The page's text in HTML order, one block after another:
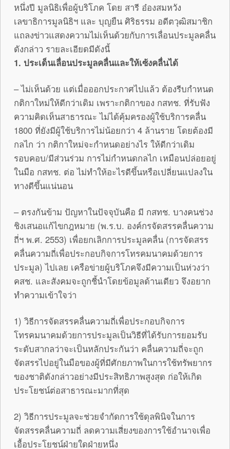
หนึ่งปี มูลนิธิเพื่อผู้บริโภค โดย สารี อ๋องสมหวัง
เลขาธิการมูลนิธิฯ และ บุญยืน ศิริธรรม อดีตวุฒิสมาชิก
แถลงข่าวแสดงความไม่เห็นด้วยกับการเลื่อนประมูลคลื่น
ดังกล่าว รายละเอียดมีดังนี้
1. ประเด็นเลื่อนประมูลคลื่นและให้เซ้งคลื่นได้
– ไม่เห็นด้วย แต่เมื่อออกประกาศไปแล้ว ต้องรีบกำหนด
กติกาใหม่ให้ดีกว่าเดิม เพราะกติกาของ กสทช. ที่รับฟัง
ความคิดเห็นสาธารณะ ไม่ได้คุ้มครองผู้ใช้บริการคลื่น
1800 ที่ยังมีผู้ใช้บริการไม่น้อยกว่า 4 ล้านราย โดยต้องมี
กลไก ว่า กติกาใหม่จะกำหนดอย่างไร ให้ดีกว่าเดิม
รอบคอบ/มีส่วนร่วม การไม่กำหนดกลไก เหมือนปล่อยอยู่
ในมือ กสทช. ต่อ ไม่ทำให้อะไรดีขึ้นหรือเปลี่ยนแปลงใน
ทางดีขึ้นแน่นอน
– ตรงกันข้าม ปัญหาในปัจจุบันคือ มี กสทช. บางคนช่วง
ชิงเสนอแก้ไขกฎหมาย (พ.ร.บ. องค์กรจัดสรรคลื่นความ
ถี่ฯ พ.ศ. 2553) เพื่อยกเลิกการประมูลคลื่น (การจัดสรร
คลื่นความถี่เพื่อประกอบกิจการโทรคมนาคมด้วยการ
ประมูล) ไปเลย เครือข่ายผู้บริโภคจึงมีความเป็นห่วงว่า
คสช. และสังคมจะถูกชี้นำโดยข้อมูลด้านเดียว จึงอยาก
ทำความเข้าใจว่า
1) วิธีการจัดสรรคลื่นความถี่เพื่อประกอบกิจการ
โทรคมนาคมด้วยการประมูลเป็นวิธีที่ได้รับการยอมรับ
ระดับสากลว่าจะเป็นหลักประกันว่า คลื่นความถี่จะถูก
จัดสรรไปอยู่ในมือของผู้ที่มีศักยภาพในการใช้ทรัพยากร
ของชาติดังกล่าวอย่างมีประสิทธิภาพสูงสุด ก่อให้เกิด
ประโยชน์ต่อสาธารณะมากที่สุด
2) วิธีการประมูลจะช่วยจำกัดการใช้ดุลพินิจในการ
จัดสรรคลื่นความถี่ ลดความเสี่ยงของการใช้อำนาจเพื่อ
เอื้อประโยชน์ฝ่ายใดฝ่ายหนึ่ง